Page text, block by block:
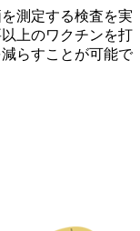
測定する検査を実
上のワクチンを打
らすことが可能で